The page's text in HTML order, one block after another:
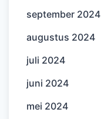
september 2024
augustus 2024
juli 2024
juni 2024
mei 2024